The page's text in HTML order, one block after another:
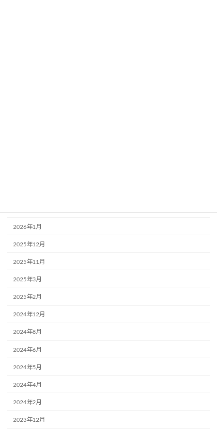
2026年1月
2025年12月
2025年11月
2025年3月
2025年2月
2024年12月
2024年8月
2024年6月
2024年5月
2024年4月
2024年2月
2023年12月